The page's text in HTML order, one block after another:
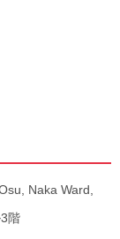
Naka Ward,
階